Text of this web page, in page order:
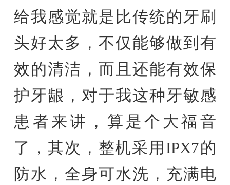
给我感觉就是比传统的牙刷
头好太多，不仅能够做到有
效的清洁，而且还能有效保
护牙龈，对于我这种牙敏感
患者来讲，算是个大福音
了，其次，整机采用IPX7的
防水，全身可水洗，充满电